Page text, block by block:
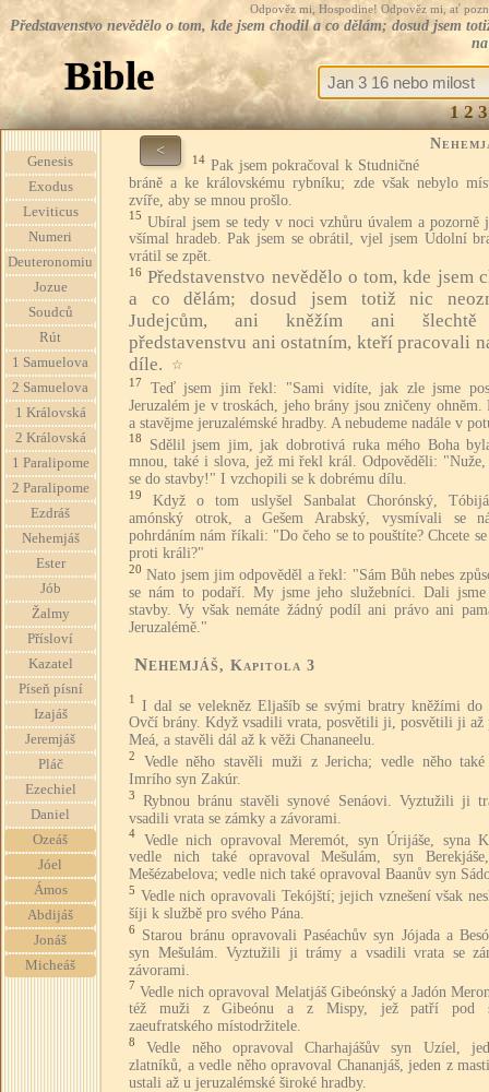
Odpověz mi, Hospodine! Odpověz mi, ať
Představenstvo nevědělo o tom, kde jsem chodil a co dělám; dosud jsem
Bible
1 2 3
Genesis
Exodus
Leviticus
Numeri
Deuteronomiu
Jozue
Soudců
Rút
1 Samuelova
2 Samuelova
1 Královská
2 Královská
1 Paralipome
2 Paralipome
Ezdráš
Nehemjáš
Ester
Jób
Žalmy
Přísloví
Kazatel
Píseň písní
Izajáš
Jeremjáš
Pláč
Ezechiel
Daniel
Ozeáš
Jóel
Ámos
Abdijáš
Jonáš
Micheáš
<
14 Pak jsem pokračoval k Studničné
bráně a ke královskému rybníku; zde však nebylo
zvíře, aby se mnou prošlo.
15 Ubíral jsem se tedy v noci vzhůru úvalem a pozorně
všímal hradeb. Pak jsem se obrátil, vjel jsem Údolní
vrátil se zpět.
16 Představenstvo nevědělo o tom, kde jsem
a co dělám; dosud jsem totiž nic
Judejcům, ani kněžím ani
představenstvu ani ostatním, kteří pracovali
díle.
☆
17
Teď jsem jim řekl: "Sami vidíte, jak zle jsme
Jeruzalém je v troskách, jeho brány jsou zničeny ohněm.
a stavějme jeruzalémské hradby. A nebudeme nadále v
18
Sdělil jsem jim, jak dobrotivá ruka mého Boha
mnou, také i slova, jež mi řekl král. Odpověděli: "Nuže,
se do stavby!" I vzchopili se k dobrému dílu.
19
Když o tom uslyšel Sanbalat Chorónský,
amónský otrok, a Gešem Arabský, vysmívali se
pohrdáním nám říkali: "Do čeho se to pouštíte? Chcete
proti králi?"
20 Nato jsem jim odpověděl a řekl: "Sám Bůh nebes
se nám to podaří. My jsme jeho služebníci. Dali
stavby. Vy však nemáte žádný podíl ani právo ani
Jeruzalémě."
Nehemjáš, Kapitola 3
1 I dal se velekněz Eljašíb se svými bratry kněžími do
Ovčí brány. Když vsadili vrata, posvětili ji, posvětili ji až
Meá, a stavěli dál až k věži Chananeelu.
2
Vedle něho stavěli muži z Jericha; vedle něho také
Imrího syn Zakúr.
3
Rybnou bránu stavěli synové Senáovi. Vyztužili ji
vsadili vrata se zámky a závorami.
4
Vedle nich opravoval Meremót, syn Úrijáše, syna
vedle nich také opravoval Mešulám, syn
Mešézabelova; vedle nich také opravoval Baanův syn
5 Vedle nich opravovali Tekójští; jejich vznešení však
šíji k službě pro svého Pána.
6
Starou bránu opravovali Paséachův syn Jójada a
syn Mešulám. Vyztužili ji trámy a vsadili vrata se
závorami.
7 Vedle nich opravoval Melatjáš Gibeónský a Jadón
též muži z Gibeónu a z Mispy, jež patří pod
zaeufratského místodržitele.
8
Vedle něho opravoval Charhajášův syn Uzíel,
zlatníků, a vedle něho opravoval Chananjáš, jeden z
ustali až u jeruzalémské široké hradby.